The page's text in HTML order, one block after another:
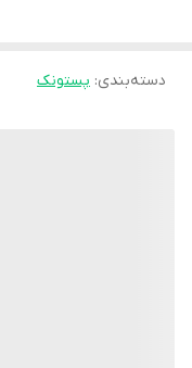
دسته‌بندی: پستونک